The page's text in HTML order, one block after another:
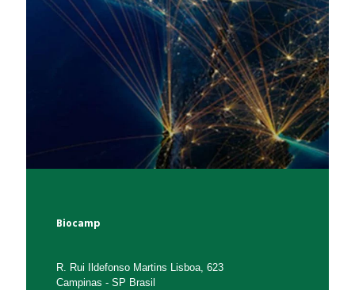
Biocamp
R. Rui Ildefonso Martins Lisboa, 623
Campinas - SP Brasil